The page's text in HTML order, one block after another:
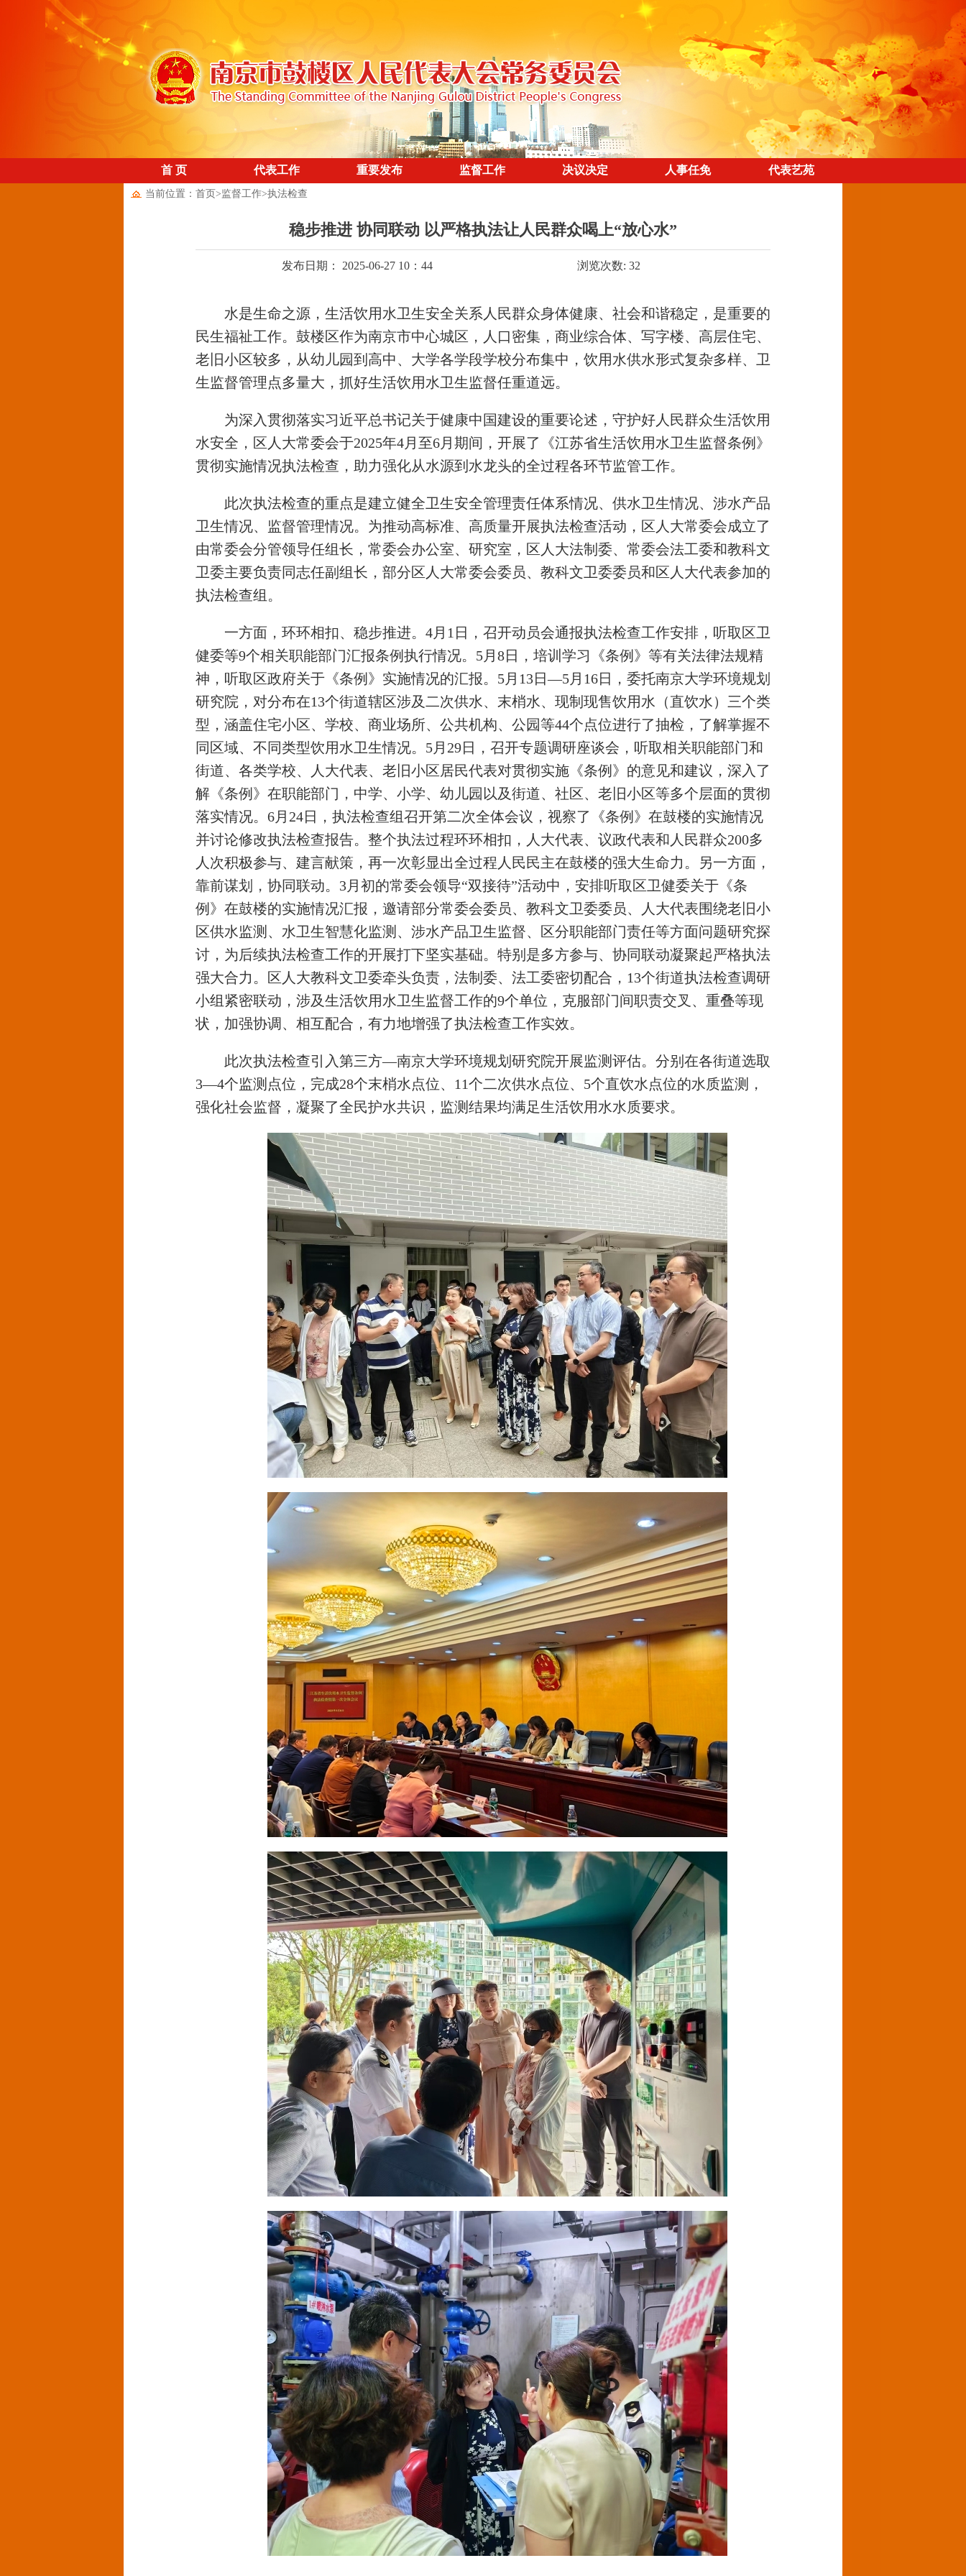
首 页 代表工作 重要发布 监督工作 决议决定 人事任免 代表艺苑
当前位置： 首页 >监督工作>执法检查
稳步推进 协同联动 以严格执法让人民群众喝上“放心水”
发布日期： 2025-06-27 10：44 浏览次数: 32
水是生命之源，生活饮用水卫生安全关系人民群众身体健康、社会和谐稳定，是重要的
民生福祉工作。鼓楼区作为南京市中心城区，人口密集，商业综合体、写字楼、高层住宅、
老旧小区较多，从幼儿园到高中、大学各学段学校分布集中，饮用水供水形式复杂多样、卫
生监督管理点多量大，抓好生活饮用水卫生监督任重道远。
为深入贯彻落实习近平总书记关于健康中国建设的重要论述，守护好人民群众生活饮用
水安全，区人大常委会于2025年4月至6月期间，开展了《江苏省生活饮用水卫生监督条例》
贯彻实施情况执法检查，助力强化从水源到水龙头的全过程各环节监管工作。
此次执法检查的重点是建立健全卫生安全管理责任体系情况、供水卫生情况、涉水产品
卫生情况、监督管理情况。为推动高标准、高质量开展执法检查活动，区人大常委会成立了
由常委会分管领导任组长，常委会办公室、研究室，区人大法制委、常委会法工委和教科文
卫委主要负责同志任副组长，部分区人大常委会委员、教科文卫委委员和区人大代表参加的
执法检查组。
一方面，环环相扣、稳步推进。4月1日，召开动员会通报执法检查工作安排，听取区卫
健委等9个相关职能部门汇报条例执行情况。5月8日，培训学习《条例》等有关法律法规精
神，听取区政府关于《条例》实施情况的汇报。5月13日—5月16日，委托南京大学环境规划
研究院，对分布在13个街道辖区涉及二次供水、末梢水、现制现售饮用水（直饮水）三个类
型，涵盖住宅小区、学校、商业场所、公共机构、公园等44个点位进行了抽检，了解掌握不
同区域、不同类型饮用水卫生情况。5月29日，召开专题调研座谈会，听取相关职能部门和
街道、各类学校、人大代表、老旧小区居民代表对贯彻实施《条例》的意见和建议，深入了
解《条例》在职能部门，中学、小学、幼儿园以及街道、社区、老旧小区等多个层面的贯彻
落实情况。6月24日，执法检查组召开第二次全体会议，视察了《条例》在鼓楼的实施情况
并讨论修改执法检查报告。整个执法过程环环相扣，人大代表、议政代表和人民群众200多
人次积极参与、建言献策，再一次彰显出全过程人民民主在鼓楼的强大生命力。另一方面，
靠前谋划，协同联动。3月初的常委会领导“双接待”活动中，安排听取区卫健委关于《条
例》在鼓楼的实施情况汇报，邀请部分常委会委员、教科文卫委委员、人大代表围绕老旧小
区供水监测、水卫生智慧化监测、涉水产品卫生监督、区分职能部门责任等方面问题研究探
讨，为后续执法检查工作的开展打下坚实基础。特别是多方参与、协同联动凝聚起严格执法
强大合力。区人大教科文卫委牵头负责，法制委、法工委密切配合，13个街道执法检查调研
小组紧密联动，涉及生活饮用水卫生监督工作的9个单位，克服部门间职责交叉、重叠等现
状，加强协调、相互配合，有力地增强了执法检查工作实效。
此次执法检查引入第三方—南京大学环境规划研究院开展监测评估。分别在各街道选取
3—4个监测点位，完成28个末梢水点位、11个二次供水点位、5个直饮水点位的水质监测，
强化社会监督，凝聚了全民护水共识，监测结果均满足生活饮用水水质要求。